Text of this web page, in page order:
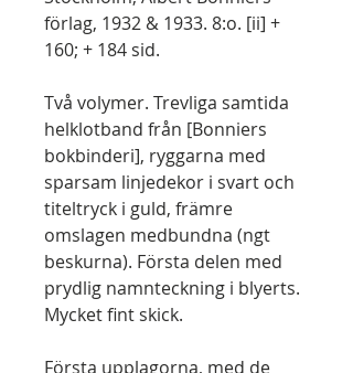
förlag, 1932 & 1933. 8:o. [ii] +
160; + 184 sid.
Två volymer. Trevliga samtida
helklotband från [Bonniers
bokbinderi], ryggarna med
sparsam linjedekor i svart och
titeltryck i guld, främre
omslagen medbundna (ngt
beskurna). Första delen med
prydlig namnteckning i blyerts.
Mycket fint skick.
Första upplagorna, med de